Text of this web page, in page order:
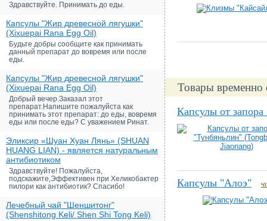
Здравствуйте. Принимать до еды.
Капсулы "Жир древесной лягушки"
(Xixuepai Rana Egg Oil)
Будьте добры сообщите как принимать
данный препарат до вовремя или после
еды.
Капсулы "Жир древесной лягушки"
(Xixuepai Rana Egg Oil)
Добрый вечер.Заказал этот
препарат.Напишите пожалуйста как
принимать этот препарат: до еды, вовремя
еды или после еды? С уважением Ринат.
Эликсир «Шуан Хуан Лянь» (SHUAN
HUANG LIAN) - является натуральным
антибиотиком
Здравствуйте! Пожалуйста,
подскажите,Эффективен при Хеликобактер
пилори как антибиотик? Спасибо!
Лечебный чай "Шеншитонг"
(Shenshitong Keli/ Shen Shi Tong Keli)
Товары
Капсулы от
Капсулы "Алоэ"